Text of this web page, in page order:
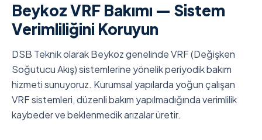
Beykoz VRF Bakımı — Sistem
Verimliliğini Koruyun
DSB Teknik olarak Beykoz genelinde VRF (Değişken
Soğutucu Akış) sistemlerine yönelik periyodik bakım
hizmeti sunuyoruz. Kurumsal yapılarda yoğun çalışan
VRF sistemleri, düzenli bakım yapılmadığında verimlilik
kaybeder ve beklenmedik arızalar üretir.